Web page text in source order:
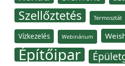
Szellőztetés Termosztát
Vízkezelés Webinárium
Építőipar